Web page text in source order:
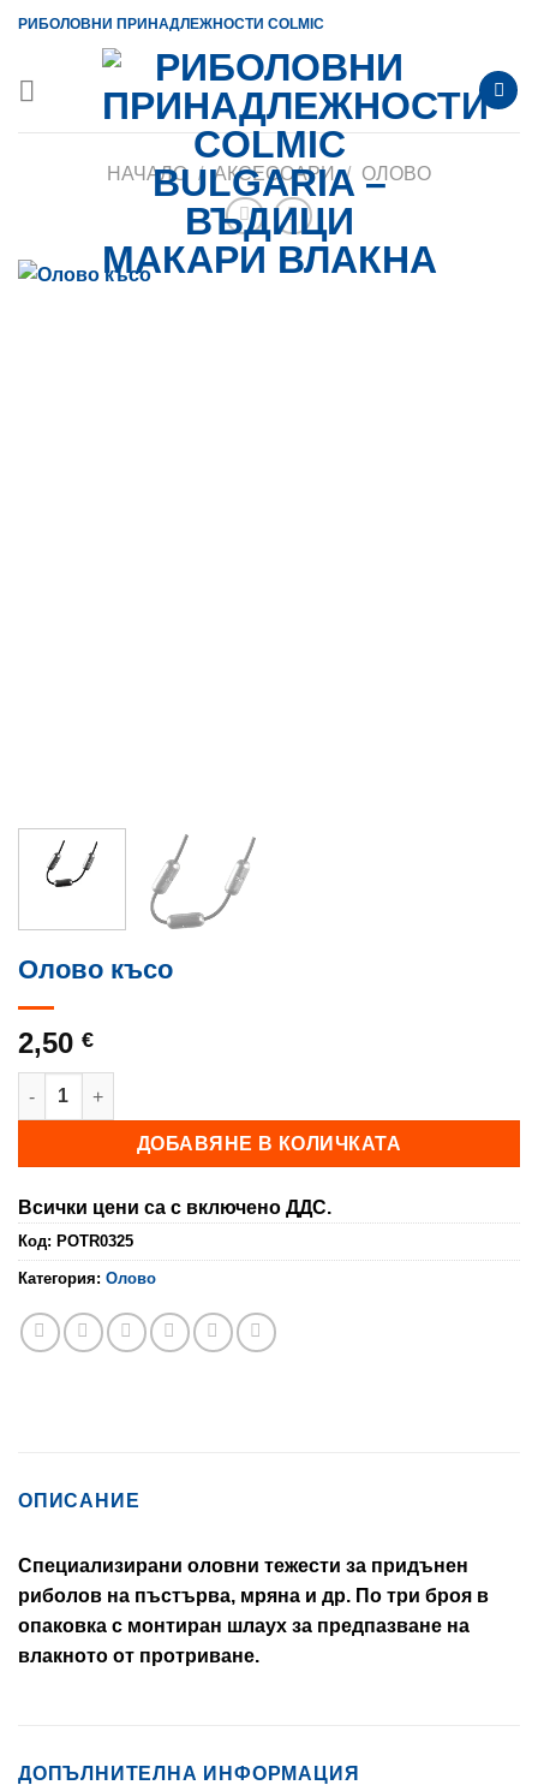
SkipРИБОЛОВНИ ПРИНАДЛЕЖНОСТИ COLMIC
НАЧАЛО / АКСЕСОАРИ / ОЛОВO
Олово късо
2,50 €
количество за Олово късо
ДОБАВЯНЕ В КОЛИЧКАТА
Всички цени са с включено ДДС.
Код: POTR0325
Категория: Оловo
ОПИСАНИЕ
Специализирани оловни тежести за придънен
риболов на пъстърва, мряна и др. По три броя в
опаковка с монтиран шлаух за предпазване на
влакното от протриване.
ДОПЪЛНИТЕЛНА ИНФОРМАЦИЯ